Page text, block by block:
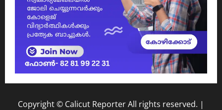
Copyright © Calicut Reporter All rights reserved. |